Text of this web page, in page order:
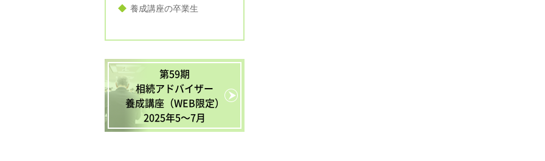
養成講座の卒業生
第59期
相続アドバイザー
養成講座（WEB限定）
2025年5〜7月